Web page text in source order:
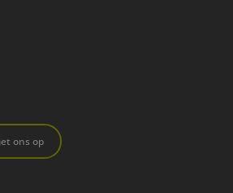
ons op